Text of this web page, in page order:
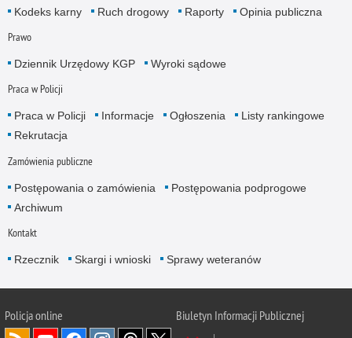
Kodeks karny
Ruch drogowy Raporty Opinia publiczna
Prawo
Dziennik Urzędowy KGP Wyroki sądowe
Praca w Policji
Praca w Policji Informacje Ogłoszenia
Listy rankingowe
Rekrutacja
Zamówienia publiczne
Postępowania o zamówienia
Postępowania podprogowe
Archiwum
Kontakt
Rzecznik Skargi i wnioski Sprawy weteranów
Policjaonline
Biuletyn Informacji Publicznej